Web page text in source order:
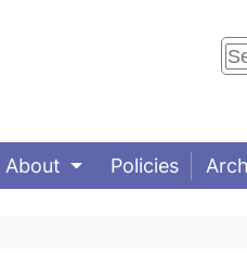
About Policies